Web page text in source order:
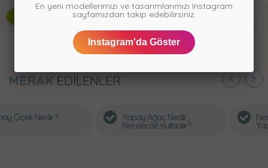
10 Yapay Monstera Dalı (12'li)
MERAK EDİLENLER
Yapay Ağaç Nedir,
Nerelerde Kullanılır?
Neden Pika Çiçek’ten
Yapay Çiçek Almalısınız?
En yeni modellerimizi ve tasarımlarımızı Instagram
sayfamızdan takip edebilirsiniz.
Instagram'da Göster